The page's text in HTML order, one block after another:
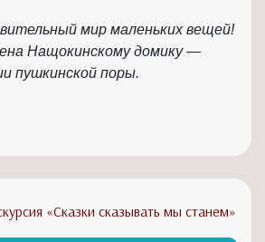
мир маленьких вещей!
Нащокинскому домику —
пушкинской поры.